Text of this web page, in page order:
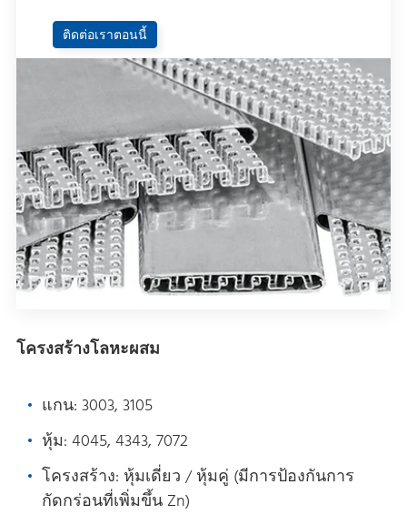
ติดต่อเราตอนนี้
โครงสร้างโลหะผสม
แกน: 3003, 3105
หุ้ม: 4045, 4343, 7072
โครงสร้าง: หุ้มเดี่ยว / หุ้มคู่ (มีการป้องกันการ
กัดกร่อนที่เพิ่มขึ้น Zn)